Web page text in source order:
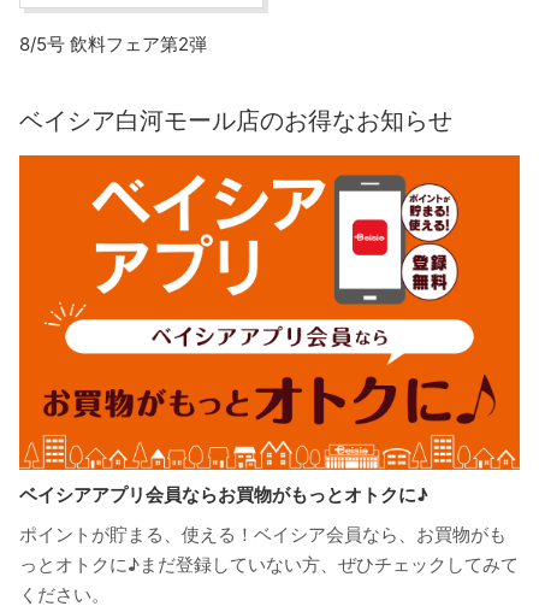
8/5号 飲料フェア第2弾
ベイシア白河モール店のお得なお知らせ
ベイシアアプリ会員ならお買物がもっとオトクに♪
ポイントが貯まる、使える！ベイシア会員なら、お買物がも
っとオトクに♪まだ登録していない方、ぜひチェックしてみて
ください。